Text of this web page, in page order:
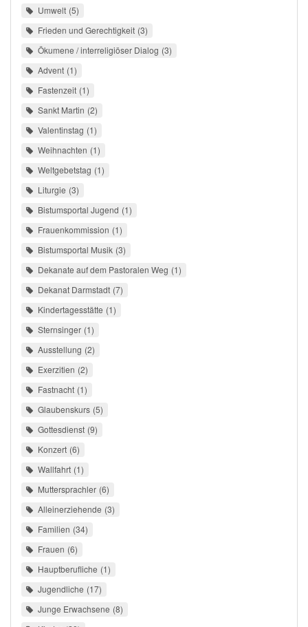
Umwelt 5
Frieden und Gerechtigkeit 3
Ökumene / interreligiöser Dialog 3
Advent 1
Fastenzeit 1
Sankt Martin 2
Valentinstag 1
Weihnachten 1
Weltgebetstag 1
Liturgie 3
Bistumsportal Jugend 1
Frauenkommission 1
Bistumsportal Musik 3
Dekanate auf dem Pastoralen Weg 1
Dekanat Darmstadt 7
Kindertagesstätte 1
Sternsinger 1
Ausstellung 2
Exerzitien 2
Fastnacht 1
Glaubenskurs 5
Gottesdienst 9
Konzert 6
Wallfahrt 1
Muttersprachler 6
Alleinerziehende 3
Familien 34
Frauen 6
Hauptberufliche 1
Jugendliche 17
Junge Erwachsene 8